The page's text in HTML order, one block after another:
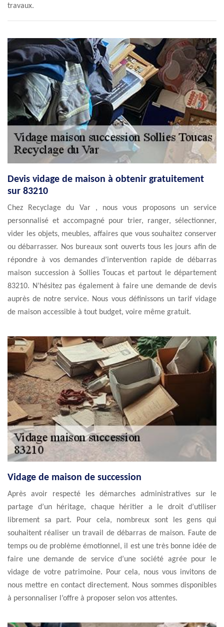
travaux.
Devis vidage de maison à obtenir gratuitement
sur 83210
Chez Recyclage du Var , nous vous proposons un service
personnalisé et accompagné pour trier, ranger, sélectionner,
vider les objets, meubles, affaires que vous souhaitez conserver
ou débarrasser. Nos bureaux sont ouverts tous les jours afin de
répondre à vos demandes d’intervention rapide de débarras
maison succession à Sollies Toucas et partout le département
83210. N’hésitez pas également à faire une demande de devis
auprès de notre service. Nous vous définissons un tarif vidage
de maison accessible à tout budget, voire même gratuit.
Vidage de maison de succession
Après avoir respecté les démarches administratives sur le
partage d’un héritage, chaque héritier a le droit d’utiliser
librement sa part. Pour cela, nombreux sont les gens qui
souhaitent réaliser un travail de débarras de maison. Faute de
temps ou de problème émotionnel, il est une très bonne idée de
faire une demande de service d’une société agrée pour le
vidage de votre patrimoine. Pour cela, nous vous invitons de
nous mettre en contact directement. Nous sommes disponibles
à personnaliser l’offre à proposer selon vos attentes.